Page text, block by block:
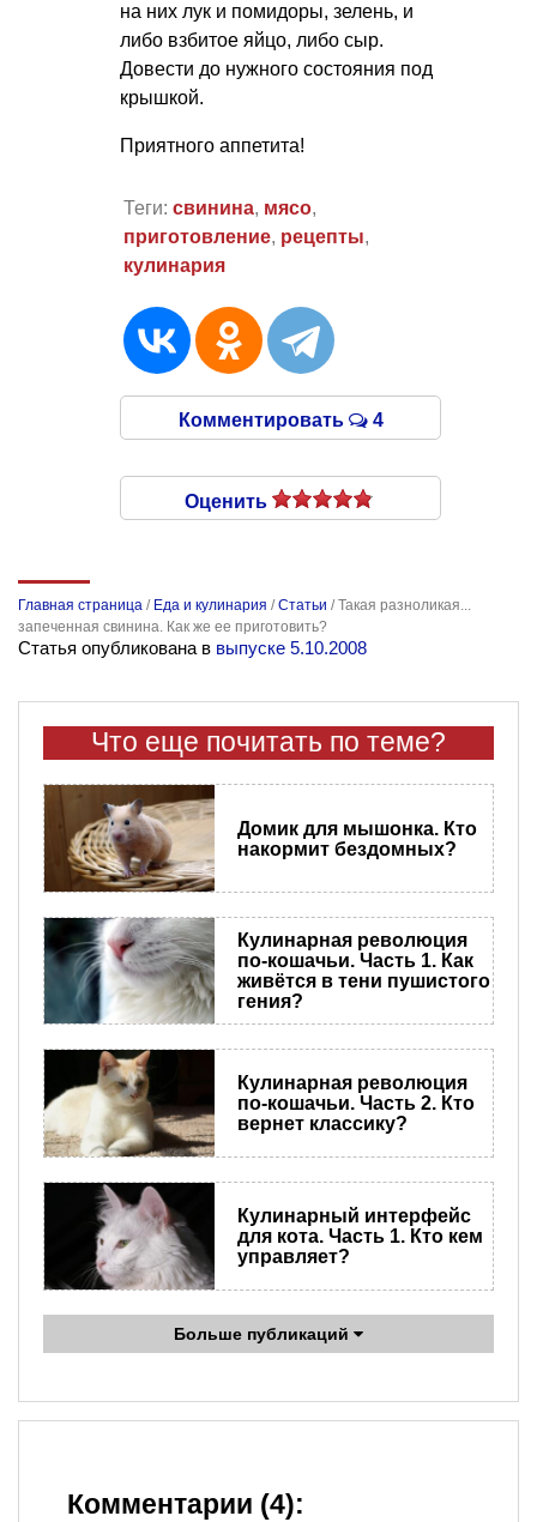
на них лук и помидоры, зелень, и
либо взбитое яйцо, либо сыр.
Довести до нужного состояния под
крышкой.
Приятного аппетита!
Теги: свинина, мясо,
приготовление, рецепты,
кулинария
Комментировать 4
Оценить
Главная страница / Еда и кулинария /Статьи /Такая разноликая...
запеченная свинина. Как же ее приготовить?
Статья опубликована в выпуске 5.10.2008
Что еще почитать по теме?
Домик для мышонка. Кто
накормит бездомных?
Кулинарная революция
по-кошачьи. Часть 1. Как
живётся в тени пушистого
гения?
Кулинарная революция
по-кошачьи. Часть 2. Кто
вернет классику?
Кулинарный интерфейс
для кота. Часть 1. Кто кем
управляет?
Больше публикаций
Комментарии (4):